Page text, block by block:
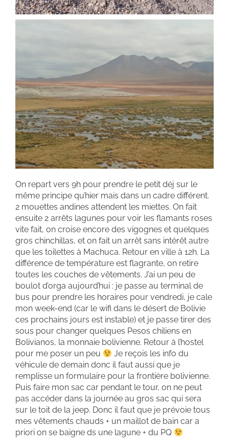
On repart vers 9h pour prendre le petit déj sur le
même principe qu’hier mais dans un cadre différent.
2 mouettes andines attendent les miettes. On fait
ensuite 2 arrêts lagunes pour voir les flamants roses
vite fait, on croise encore des vigognes et quelques
gros chinchillas, et on fait un arrêt sans intérêt autre
que les toilettes à Machuca. Retour en ville à 12h. La
différence de température est flagrante, on retire
toutes les couches de vêtements. J’ai un peu de
boulot d’orga aujourd’hui : je passe au terminal de
bus pour prendre les horaires pour vendredi, je cale
mon week-end (car le wifi dans le désert de Bolivie
ces prochains jours est instable) et je passe tirer des
sous pour changer quelques Pesos chiliens en
Bolivianos, la monnaie bolivienne. Retour à l’hostel
pour me poser un peu
Je reçois les info du
véhicule de demain donc il faut aussi que je
remplisse un formulaire pour la frontière bolivienne.
Puis faire mon sac car pendant le tour, on ne peut
pas accéder dans la journée au gros sac qui sera
sur le toit de la jeep. Donc il faut que je prévoie tous
mes vêtements chauds + un maillot de bain car a
priori on se baigne ds une lagune + du PQ